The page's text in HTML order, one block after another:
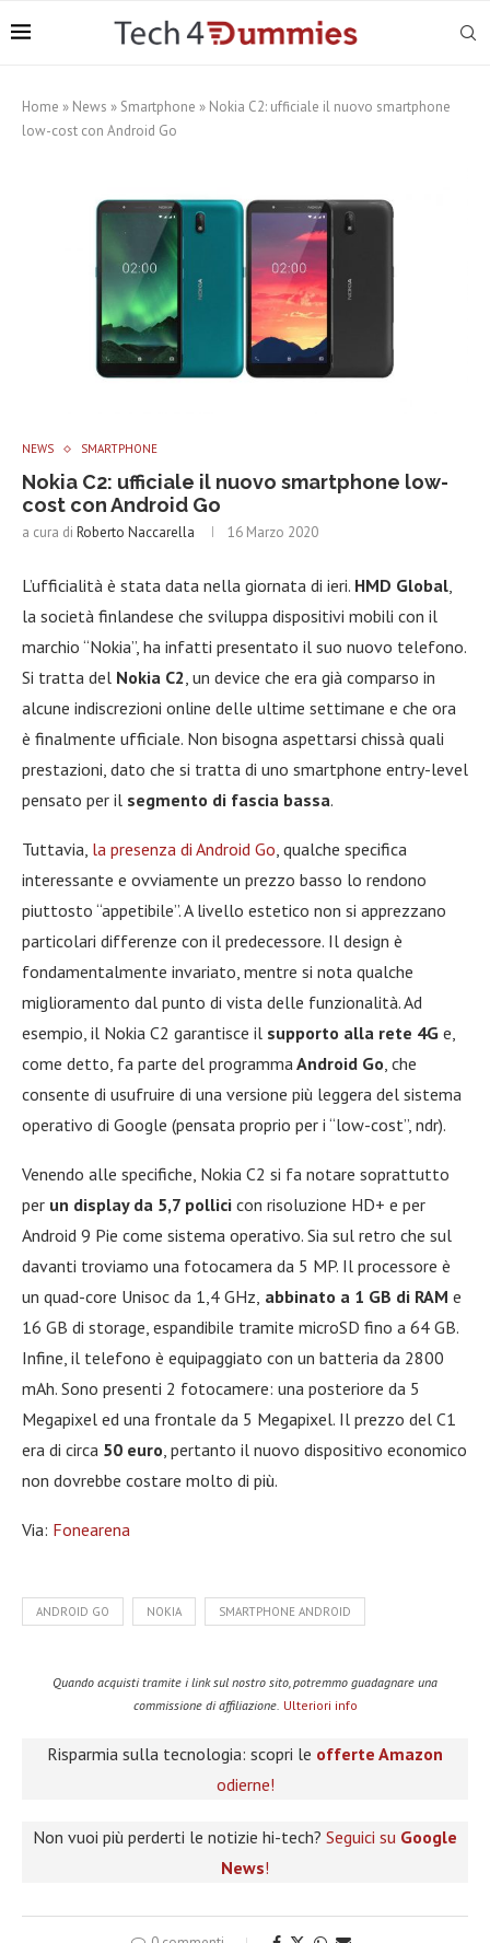
Home » News » Smartphone » Nokia C2: ufficiale il nuovo smartphone
low-cost con Android Go
NEWS SMARTPHONE
Nokia C2: ufficiale il nuovo smartphone low-
cost con Android Go
a cura di Roberto Naccarella 16 Marzo 2020
L’ufficialità è stata data nella giornata di ieri. HMD Global,
la società finlandese che sviluppa dispositivi mobili con il
marchio “Nokia”, ha infatti presentato il suo nuovo telefono.
Si tratta del Nokia C2, un device che era già comparso in
alcune indiscrezioni online delle ultime settimane e che ora
è finalmente ufficiale. Non bisogna aspettarsi chissà quali
prestazioni, dato che si tratta di uno smartphone entry-level
pensato per il segmento di fascia bassa.
Tuttavia, la presenza di Android Go, qualche specifica
interessante e ovviamente un prezzo basso lo rendono
piuttosto “appetibile”. A livello estetico non si apprezzano
particolari differenze con il predecessore. Il design è
fondamentalmente invariato, mentre si nota qualche
miglioramento dal punto di vista delle funzionalità. Ad
esempio, il Nokia C2 garantisce il supporto alla rete 4G e,
come detto, fa parte del programmaAndroid Go, che
consente di usufruire di una versione più leggera del sistema
operativo di Google (pensata proprio per i “low-cost”, ndr).
Venendo alle specifiche, Nokia C2 si fa notare soprattutto
per un display da 5,7 pollici con risoluzione HD+ e per
Android 9 Pie come sistema operativo. Sia sul retro che sul
davanti troviamo una fotocamera da 5 MP. Il processore è
un quad-core Unisoc da 1,4 GHz, abbinato a 1 GB di RAM e
16 GB di storage, espandibile tramite microSD fino a 64 GB.
Infine, il telefono è equipaggiato con un batteria da 2800
mAh. Sono presenti 2 fotocamere: una posteriore da 5
Megapixel ed una frontale da 5 Megapixel. Il prezzo del C1
era di circa 50 euro, pertanto il nuovo dispositivo economico
non dovrebbe costare molto di più.
Via: Fonearena
ANDROID GO NOKIA SMARTPHONE ANDROID
Quando acquisti tramite i link sul nostro sito, potremmo guadagnare una
commissione di affiliazione. Ulteriori info
Risparmia sulla tecnologia: scopri le offerte Amazon
odierne!
Non vuoi più perderti le notizie hi-tech? Seguici su Google
News!